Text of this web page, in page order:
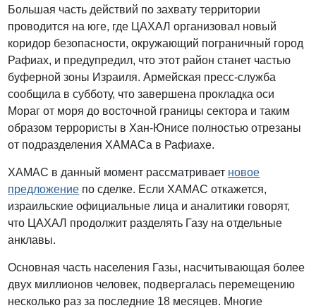
Большая часть действий по захвату территории
проводится на юге, где ЦАХАЛ организовал новый
коридор безопасности, окружающий пограничный город
Рафиах, и предупредил, что этот район станет частью
буферной зоны Израиля. Армейская пресс-служба
сообщила в субботу, что завершена прокладка оси
Мораг от моря до восточной границы сектора и таким
образом террористы в Хан-Юнисе полностью отрезаны
от подразделения ХАМАСа в Рафиахе.
ХАМАС в данный момент рассматривает новое
предложение по сделке. Если ХАМАС откажется,
израильские официальные лица и аналитики говорят,
что ЦАХАЛ продолжит разделять Газу на отдельные
анклавы.
Основная часть населения Газы, насчитывающая более
двух миллионов человек, подвергалась перемещению
несколько раз за последние 18 месяцев. Многие